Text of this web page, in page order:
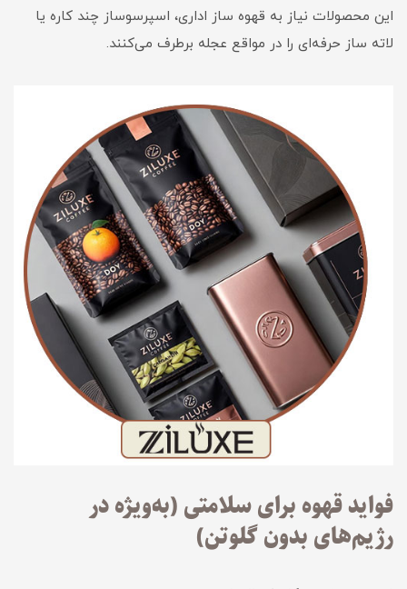
این محصولات نیاز به قهوه ساز اداری، اسپرسوساز چند کاره یا
لاته ساز حرفه‌ای را در مواقع عجله برطرف می‌کنند.
فواید قهوه برای سلامتی (به‌ویژه در
رژیم‌های بدون گلوتن)